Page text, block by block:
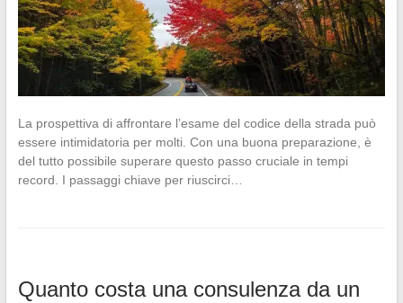
La prospettiva di affrontare l’esame del codice della strada può
essere intimidatoria per molti. Con una buona preparazione, è
del tutto possibile superare questo passo cruciale in tempi
record. I passaggi chiave per riuscirci…
Quanto costa una consulenza da un